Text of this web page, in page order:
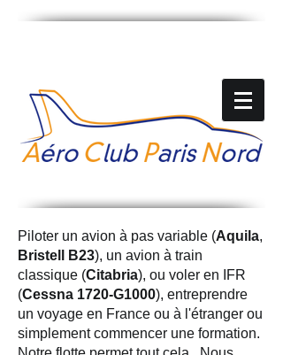
Piloter un avion à pas variable (Aquila,
Bristell B23), un avion à train
classique (Citabria), ou voler en IFR
(Cessna 1720-G1000), entreprendre
un voyage en France ou à l'étranger ou
simplement commencer une formation.